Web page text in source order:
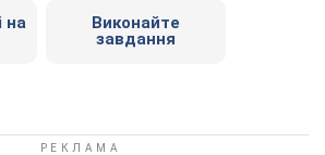
на
Виконайте
завдання